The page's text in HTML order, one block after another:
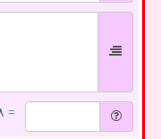
= ۸ بعلاوه ۳